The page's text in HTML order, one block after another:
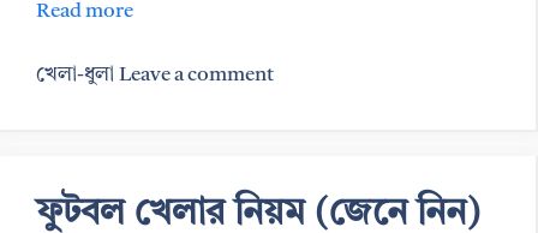
Read more
Categories
খেলা-ধুলা Leave a comment
ফুটবল খেলার নিয়ম (জেনে নিন)